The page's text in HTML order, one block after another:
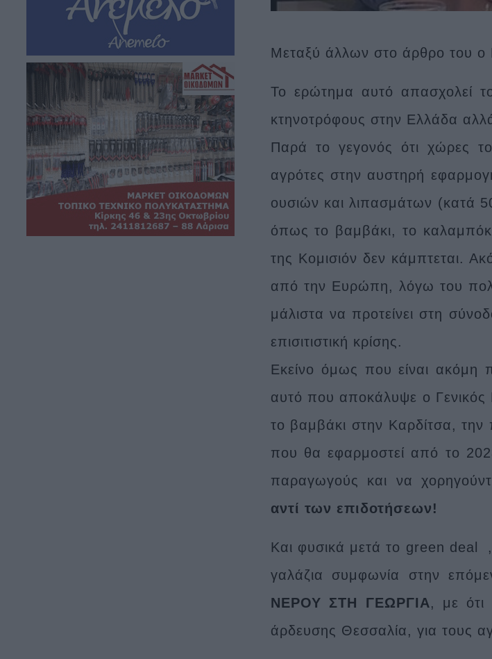
Μεταξύ άλλων στο άρθρο του ο
Το ερώτημα αυτό απασχολεί
κτηνοτρόφους στην Ελλάδα
Παρά το γεγονός ότι χώρες
αγρότες στην αυστηρή
ουσιών και λιπασμάτων (κατά
όπως το βαμβάκι, το
της Κομισιόν δεν κάμπτεται.
από την Ευρώπη, λόγω του
μάλιστα να προτείνει στη
επισιτιστική κρίσης.
Εκείνο όμως που είναι ακόμη
αυτό που αποκάλυψε ο
το βαμβάκι στην Καρδίτσα, την
που θα εφαρμοστεί από το
παραγωγούς και να
αντί των επιδοτήσεων!
Και φυσικά μετά το green deal
γαλάζια συμφωνία στην
ΝΕΡΟΥ ΣΤΗ ΓΕΩΡΓΙΑ, με ότι
άρδευσης Θεσσαλία, για τους